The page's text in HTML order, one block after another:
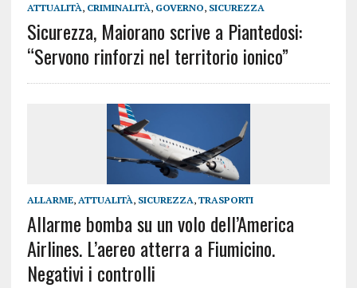
ATTUALITÀ, CRIMINALITÀ, GOVERNO, SICUREZZA
Sicurezza, Maiorano scrive a Piantedosi:
“Servono rinforzi nel territorio ionico”
ALLARME, ATTUALITÀ, SICUREZZA, TRASPORTI
Allarme bomba su un volo dell’America
Airlines. L’aereo atterra a Fiumicino.
Negativi i controlli